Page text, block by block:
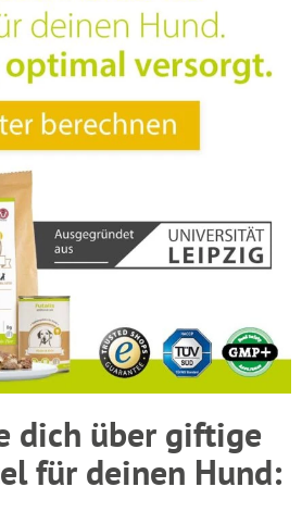
dich über giftige
für deinen Hund: